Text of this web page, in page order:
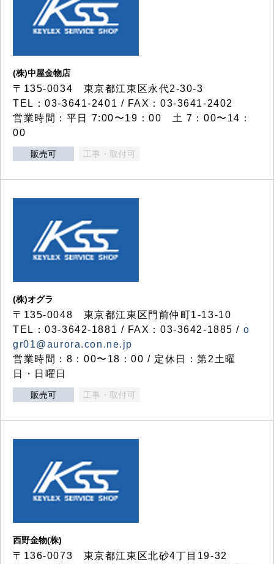
(株)中屋金物店
〒135-0034 東京都江東区永代2-30-3
TEL：03-3641-2401 / FAX：03-3641-2402
営業時間：平日 7:00〜19：00 土 7：00〜14：
00
販売可 工事・取付可
(株)オグラ
〒135-0048 東京都江東区門前仲町1-13-10
TEL：03-3642-1881 / FAX：03-3642-1885 / o
gr01@aurora.con.ne.jp
営業時間：8：00〜18：00 / 定休日：第2土曜
日・日曜日
販売可 工事・取付可
西野金物(株)
〒136-0073 東京都江東区北砂4丁目19-32